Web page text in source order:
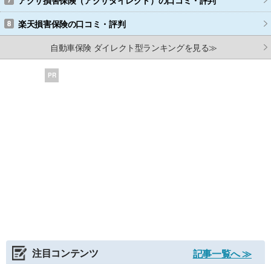
楽天損害保険の口コミ・評判
自動車保険 ダイレクト型ランキングを見る≫
PR
注目コンテンツ
記事一覧へ ≫